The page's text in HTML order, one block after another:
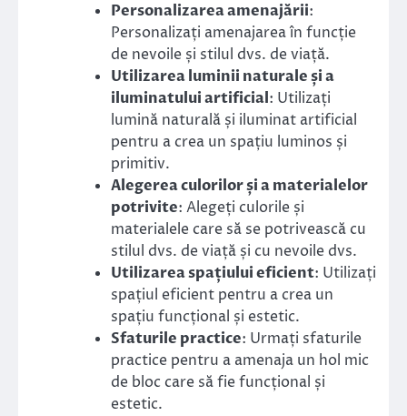
Personalizarea amenajării:
Personalizați amenajarea în funcție
de nevoile și stilul dvs. de viață.
Utilizarea luminii naturale și a
iluminatului artificial: Utilizați
lumină naturală și iluminat artificial
pentru a crea un spațiu luminos și
primitiv.
Alegerea culorilor și a materialelor
potrivite: Alegeți culorile și
materialele care să se potrivească cu
stilul dvs. de viață și cu nevoile dvs.
Utilizarea spațiului eficient: Utilizați
spațiul eficient pentru a crea un
spațiu funcțional și estetic.
Sfaturile practice: Urmați sfaturile
practice pentru a amenaja un hol mic
de bloc care să fie funcțional și
estetic.